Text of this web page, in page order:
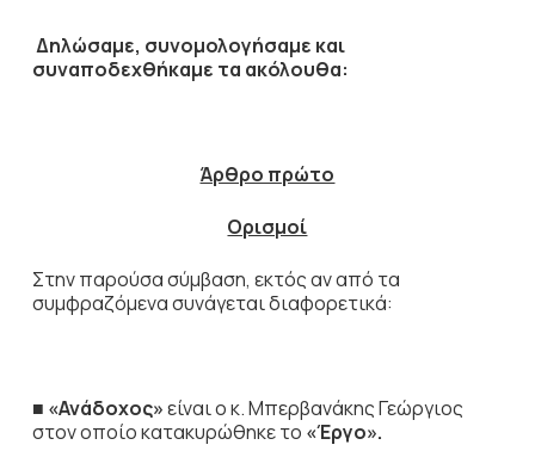
Δηλώσαμε, συνομολογήσαμε και
συναποδεχθήκαμε τα ακόλουθα:
Άρθρο πρώτο
Ορισμοί
Στην παρούσα σύμβαση, εκτός αν από τα
συμφραζόμενα συνάγεται διαφορετικά:
■ «Ανάδοχος»είναι ο κ. Μπερβανάκης Γεώργιος
στον οποίο κατακυρώθηκε το «Έργο».